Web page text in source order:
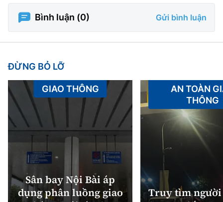
Bình luận (0) Gửi bình luận
ĐỪNG BỎ LỠ
Sân bay Nội Bài áp
dụng phân luồng giao
GIAO THÔNG
Truy tìm
AN TOÀN
THÔNG